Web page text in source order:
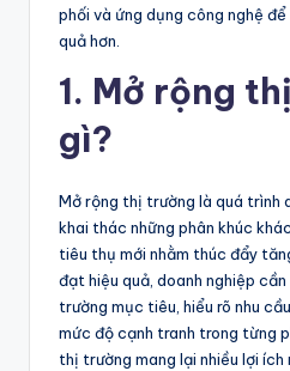
phối và ứng dụng công nghệ
quả hơn.
1. Mở rộng
gì?
Mở rộng thị trường là quá trình
khai thác những phân khúc
tiêu thụ mới nhằm thúc đẩy
đạt hiệu quả, doanh nghiệp
trường mục tiêu, hiểu rõ nhu
mức độ cạnh tranh trong từng
thị trường mang lại nhiều lợi ích